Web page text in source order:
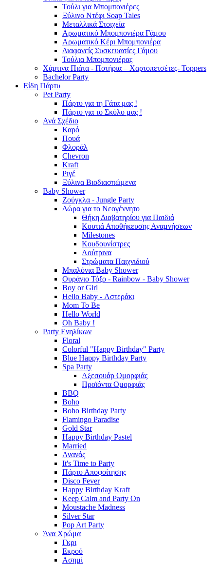
Τούλι για Μπομπονιέρες
Ξύλινο Ντέφι Soap Tales
Μεταλλικά Στοιχεία
Αρωματικό Μπομπονιέρα Γάμου
Αρωματικό Κέρι Μπομπονιέρα
Διαφανείς Συσκευασίες Γάμου
Τούλια Μπομπονιέρας
Χάρτινα Πιάτα - Ποτήρια – Χαρτοπετσέτες- Toppers
Bachelor Party
Είδη Πάρτυ
Pet Party
Πάρτυ για τη Γάτα μας !
Πάρτυ για το Σκύλο μας !
Ανά Σχέδιο
Καρό
Πουά
Φλοράλ
Chevron
Kraft
Ριγέ
Ξύλινα Βιοδιασπώμενα
Baby Shower
Ζούγκλα - Jungle Party
Δώρα για το Νεογέννητο
Θήκη Διαβατηρίου για Παιδιά
Κουτιά Αποθήκευσης Αναμνήσεων
Milestones
Κουδουνίστρες
Λούτρινα
Στρώματα Παιχνιδιού
Μπαλόνια Baby Shower
Ουράνιο Τόξο - Rainbow - Baby Shower
Boy or Girl
Hello Baby - Αστεράκι
Mom To Be
Hello World
Oh Baby !
Party Ενηλίκων
Floral
Colorful "Happy Birthday" Party
Blue Happy Birthday Party
Spa Party
Αξεσουάρ Ομορφιάς
Προϊόντα Ομορφιάς
BBQ
Boho
Boho Birthday Party
Flamingo Paradise
Gold Star
Happy Birthday Pastel
Married
Ανανάς
It's Time to Party
Πάρτυ Αποφοίτησης
Disco Fever
Happy Birthday Kraft
Keep Calm and Party On
Moustache Madness
Silver Star
Pop Art Party
Άνα Χρώμα
Γκρι
Εκρού
Ασημί